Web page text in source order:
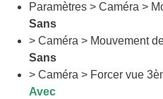
Paramètres > Caméra >
Sans
> Caméra > Mouvement
Sans
> Caméra > Forcer vue
Avec